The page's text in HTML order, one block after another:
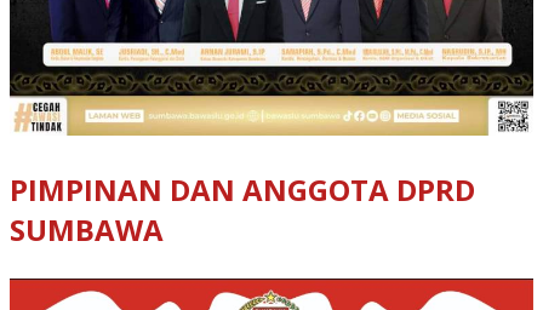
PIMPINAN DAN ANGGOTA DPRD
SUMBAWA